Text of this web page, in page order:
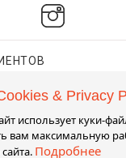
(viber)
& Privacy
использует куки-
вам максимальную
Подробнее